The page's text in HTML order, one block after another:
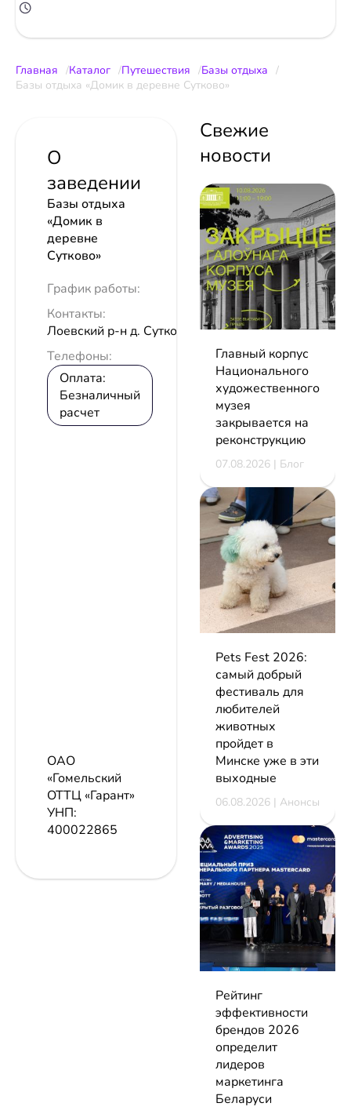
Главная Каталог Путешествия
Базы отдыха
Базы отдыха «Домик в деревне Сутково»
О
заведении
Базы отдыха
«Домик в
деревне
Сутково»
График работы:
Контакты:
Лоевский р-н д. Сутково
Телефоны:
Оплата:
Безналичный
расчет
ОАО
«Гомельский
ОТТЦ «Гарант»
УНП:
400022865
Свежие
новости
Главный корпус
Национального
художественного
музея
закрывается на
реконструкцию
07.08.2026 | Блог
Pets Fest 2026:
самый добрый
фестиваль для
любителей
животных
пройдет в
Минске уже в эти
выходные
06.08.2026 | Анонсы
Рейтинг
эффективности
брендов 2026
определит
лидеров
маркетинга
Беларуси